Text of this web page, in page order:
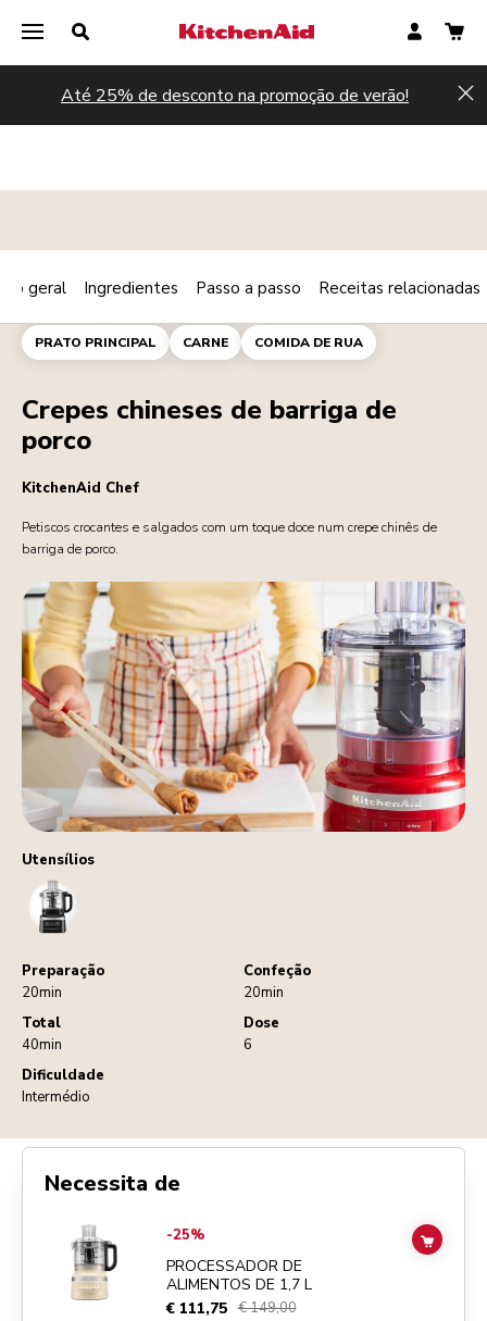
Até 25% de desconto na promoção de verão!
Utensílios
FoodProcessor
Preparação
20min
Confeção
20min
Total
40min
Dose
6
Dificuldade
Intermédio
MOLHOS AMUSE-BOUCHE
PRATO PRINCIPAL CARNE COMIDA DE RUA
Print
Crepes chineses de barriga de
porco
KitchenAid Chef
Petiscos crocantes e salgados com um toque doce num crepe chinês de
barriga de porco.
geral Ingredientes Passo a passo Receitas relacionadas
Necessita de
Go toPROCESSADOR DE ALIMENTOS DE 1,7 L details page
-25%
PROCESSADOR DE
ALIMENTOS DE 1,7 L
€ 111,75 € 149,00
ADD